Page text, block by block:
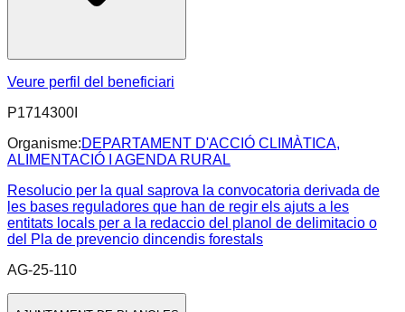
Veure perfil del beneficiari
P1714300I
Organisme:DEPARTAMENT D'ACCIÓ CLIMÀTICA,
ALIMENTACIÓ I AGENDA RURAL
Resolucio per la qual saprova la convocatoria derivada de
les bases reguladores que han de regir els ajuts a les
entitats locals per a la redaccio del planol de delimitacio o
del Pla de prevencio dincendis forestals
AG-25-110